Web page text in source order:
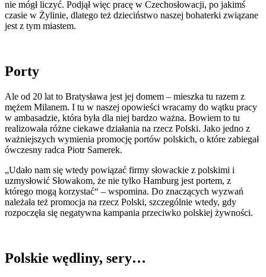
nie mógł liczyć. Podjął więc pracę w Czechosłowacji, po jakimś
czasie w Żylinie, dlatego też dzieciństwo naszej bohaterki związane
jest z tym miastem.
Porty
Ale od 20 lat to Bratysława jest jej domem – mieszka tu razem z
mężem Milanem. I tu w naszej opowieści wracamy do wątku pracy
w ambasadzie, która była dla niej bardzo ważna. Bowiem to tu
realizowała różne ciekawe działania na rzecz Polski. Jako jedno z
ważniejszych wymienia promocję portów polskich, o które zabiegał
ówczesny radca Piotr Samerek.
„Udało nam się wtedy powiązać firmy słowackie z polskimi i
uzmysłowić Słowakom, że nie tylko Hamburg jest portem, z
którego mogą korzystać“ – wspomina. Do znaczących wyzwań
należała też promocja na rzecz Polski, szczególnie wtedy, gdy
rozpoczęła się negatywna kampania przeciwko polskiej żywności.
Polskie wędliny, sery…